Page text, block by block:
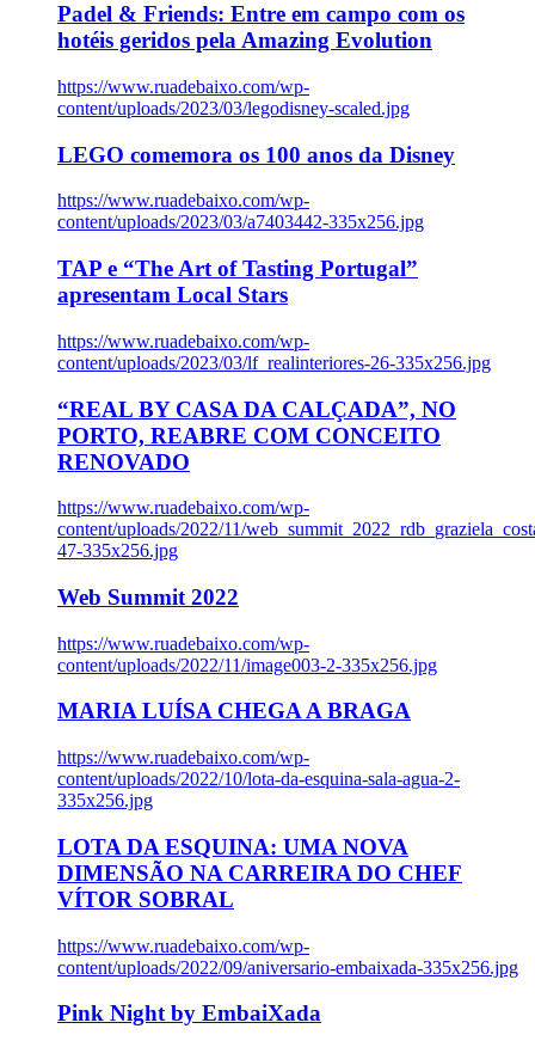
Padel & Friends: Entre em campo com os
hotéis geridos pela Amazing Evolution
https://www.ruadebaixo.com/wp-
content/uploads/2023/03/legodisney-scaled.jpg
LEGO comemora os 100 anos da Disney
https://www.ruadebaixo.com/wp-
content/uploads/2023/03/a7403442-335x256.jpg
TAP e “The Art of Tasting Portugal”
apresentam Local Stars
https://www.ruadebaixo.com/wp-
content/uploads/2023/03/lf_realinteriores-26-335x256.jpg
“REAL BY CASA DA CALÇADA”, NO
PORTO, REABRE COM CONCEITO
RENOVADO
https://www.ruadebaixo.com/wp-
content/uploads/2022/11/
47-335x256.jpg
Web Summit 2022
https://www.ruadebaixo.com/wp-
content/uploads/2022/11/image003-2-335x256.jpg
MARIA LUÍSA CHEGA A BRAGA
https://www.ruadebaixo.com/wp-
content/uploads/2022/10/lota-da-esquina-sala-agua-2-
335x256.jpg
LOTA DA ESQUINA: UMA NOVA
DIMENSÃO NA CARREIRA DO CHEF
VÍTOR SOBRAL
https://www.ruadebaixo.com/wp-
content/uploads/2022/09/aniversario-embaixada-335x256.jpg
Pink Night by EmbaiXada